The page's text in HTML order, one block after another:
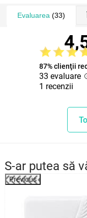
Evaluarea (33)
87% clienţii
33 evaluare
1 recenzii
S-ar putea să
Previous